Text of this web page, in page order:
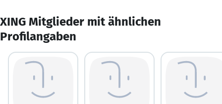
XING Mitglieder mit ähnlichen
Profilangaben